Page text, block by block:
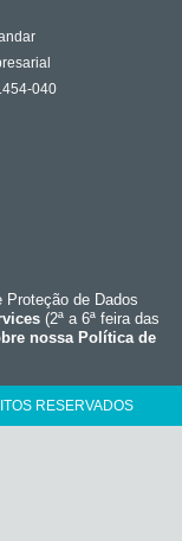
040
Proteção de Dados
(2ª a 6ª feira das
nossa Política de
RESERVADOS